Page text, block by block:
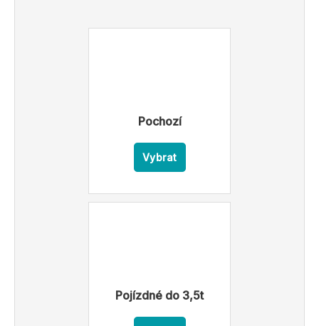
Pochozí
Vybrat
Pojízdné do 3,5t